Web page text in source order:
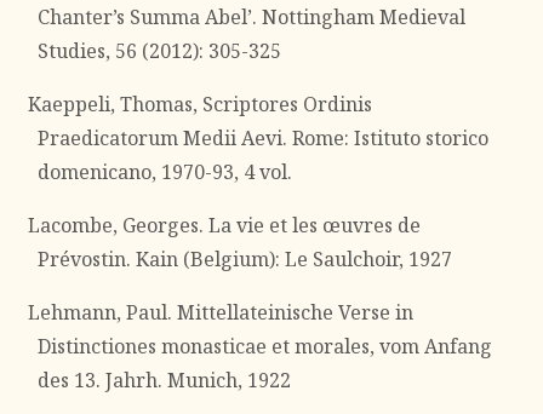
Chanter’s Summa Abel’. Nottingham Medieval
Studies, 56 (2012): 305-325
Kaeppeli, Thomas, Scriptores Ordinis
Praedicatorum Medii Aevi. Rome: Istituto storico
domenicano, 1970-93, 4 vol.
Lacombe, Georges. La vie et les œuvres de
Prévostin. Kain (Belgium): Le Saulchoir, 1927
Lehmann, Paul. Mittellateinische Verse in
Distinctiones monasticae et morales, vom Anfang
des 13. Jahrh. Munich, 1922